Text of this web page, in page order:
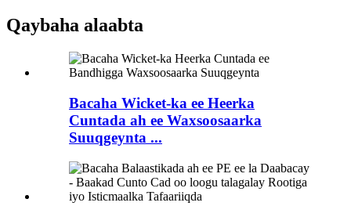
Qaybaha alaabta
Bacaha Wicket-ka ee Heerka
Cuntada ah ee Waxsoosaarka
Suuqgeynta ...